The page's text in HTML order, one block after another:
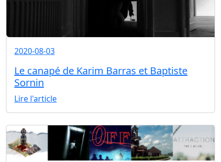
2020-08-03
Le canapé de Karim Barras et Baptiste
Sornin
Lire l'article